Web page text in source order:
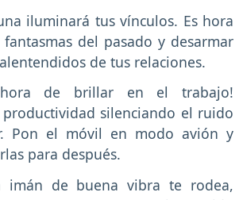
iluminará tus vínculos. Es hora
del pasado y desarmar
de tus relaciones.
de brillar en el trabajo!
silenciando el ruido
Pon el móvil en modo avión y
para después.
imán de buena vibra te rodea,